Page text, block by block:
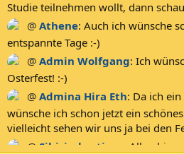
Studie teilnehmen wollt, dann
@ Athene: Auch ich wünsche
entspannte Tage :-)
@ Admin Wolfgang: Ich
Osterfest! :-)
@ Admina Hira Eth: Da ich ein
wünsche ich schon jetzt ein
vielleicht sehen wir uns ja bei den
@ Sibirischertiger
Allen hier